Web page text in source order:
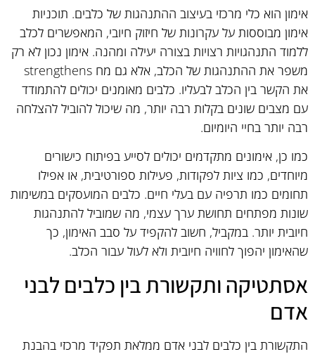
אימון הוא כלי מרכזי בעיצוב ההתנהגות של כלבים. תוכניות
אימון מבוססות על עקרונות של חיזוק חיובי, המאפשרים לכלב
ללמוד התנהגויות רצויות בצורה יעילה ומהנה. אימון נכון לא רק
משפר את ההתנהגות של הכלב, אלא גם מח strengthens
את הקשר בין הכלב לבעליו. כלבים מאומנים יכולים להתמודד
עם מצבים שונים בקלות רבה יותר, מה שיכול להוביל להצלחה
רבה יותר בחיי היומיום.
כמו כן, אימונים מתקדמים יכולים לסייע בפיתוח כישורים
מיוחדים, כמו ציות לפקודות, פעילות ספורטיבית, או אפילו
תחומים כמו תרפיה עם בעלי חיים. כלבים המועסקים במשימות
שונות מפתחים תחושת ערך עצמי, מה שמוביל להתנהגות
חיובית יותר. במקביל, חשוב להקפיד על סבב האימון, כך
שהאימון יהפוך לחוויה חיובית ולא לעול עבור הכלב.
אסתטיקה ותקשורת בין כלבים לבני
אדם
התקשורת בין כלבים לבני אדם ממלאת תפקיד מרכזי בהבנת